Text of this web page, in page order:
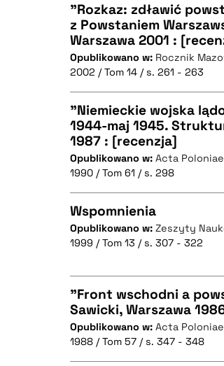
BIBTEX
CZYSTY TEKST
BIBTEX
"Rozkaz: zdławić
z Powstaniem
Warszawa 2001 :
Opublikowano w: Rocznik
2002 / Tom 14 / s. 261 - 263
CZYSTY TEKST
BIBTEX
"Niemieckie wojska
1944-maj 1945.
1987 : [recenzja]
Opublikowano w: Acta
1990 / Tom 61 / s. 298
CZYSTY TEKST
BIBTEX
Wspomnienia
Opublikowano w: Zeszyty
1999 / Tom 13 / s. 307 - 322
CZYSTY TEKST
"Front wschodni a
Sawicki, Warszawa
Opublikowano w: Acta
1988 / Tom 57 / s. 347 - 348